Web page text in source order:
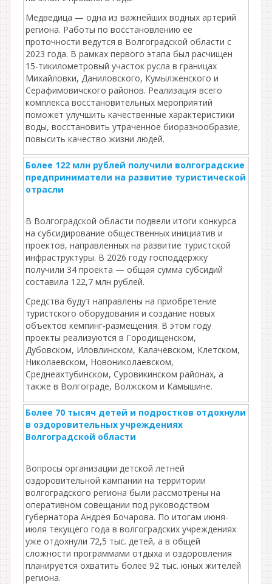
Медведица — одна из важнейших водных артерий
региона. Работы по восстановлению ее
проточности ведутся в Волгоградской области с
2023 года. В рамках первого этапа был расчищен
15-тикилометровый участок русла в границах
Михайловки, Даниловского, Кумылженского и
Серафимовичского районов. Реализация всего
комплекса восстановительных мероприятий
поможет улучшить качественные характеристики
воды, восстановить утраченное биоразнообразие,
повысить качество жизни людей.
Более 122 млн рублей получили волгоградские
предприниматели на развитие туристической
отрасли
В Волгоградской области подвели итоги конкурса
на субсидирование общественных инициатив и
проектов, направленных на развитие туристской
инфраструктуры. В 2026 году господдержку
получили 34 проекта — общая сумма субсидий
составила 122,7 млн рублей.
Средства будут направлены на приобретение
туристского оборудования и создание новых
объектов кемпинг‑размещения. В этом году
проекты реализуются в Городищенском,
Дубовском, Иловлинском, Калачёвском, Клетском,
Николаевском, Новониколаевском,
Среднеахтубинском, Суровикинском районах, а
также в Волгограде, Волжском и Камышине.
Более 70 тысяч детей и подростков отдохнули
в оздоровительных учреждениях
Волгоградской области
Вопросы организации детской летней
оздоровительной кампании на территории
волгоградского региона были рассмотрены на
оперативном совещании под руководством
губернатора Андрея Бочарова. По итогам июня-
июля текущего года в волгоградских учреждениях
уже отдохнули 72,5 тыс. детей, а в общей
сложности программами отдыха и оздоровления
планируется охватить более 92 тыс. юных жителей
региона.